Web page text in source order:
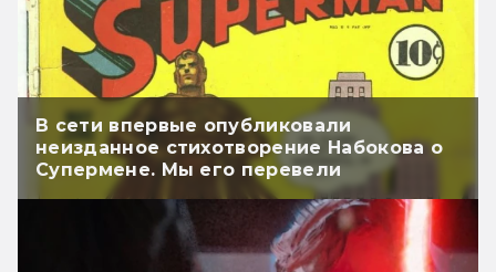
В сети впервые опубликовали
неизданное стихотворение Набокова о
Супермене. Мы его перевели